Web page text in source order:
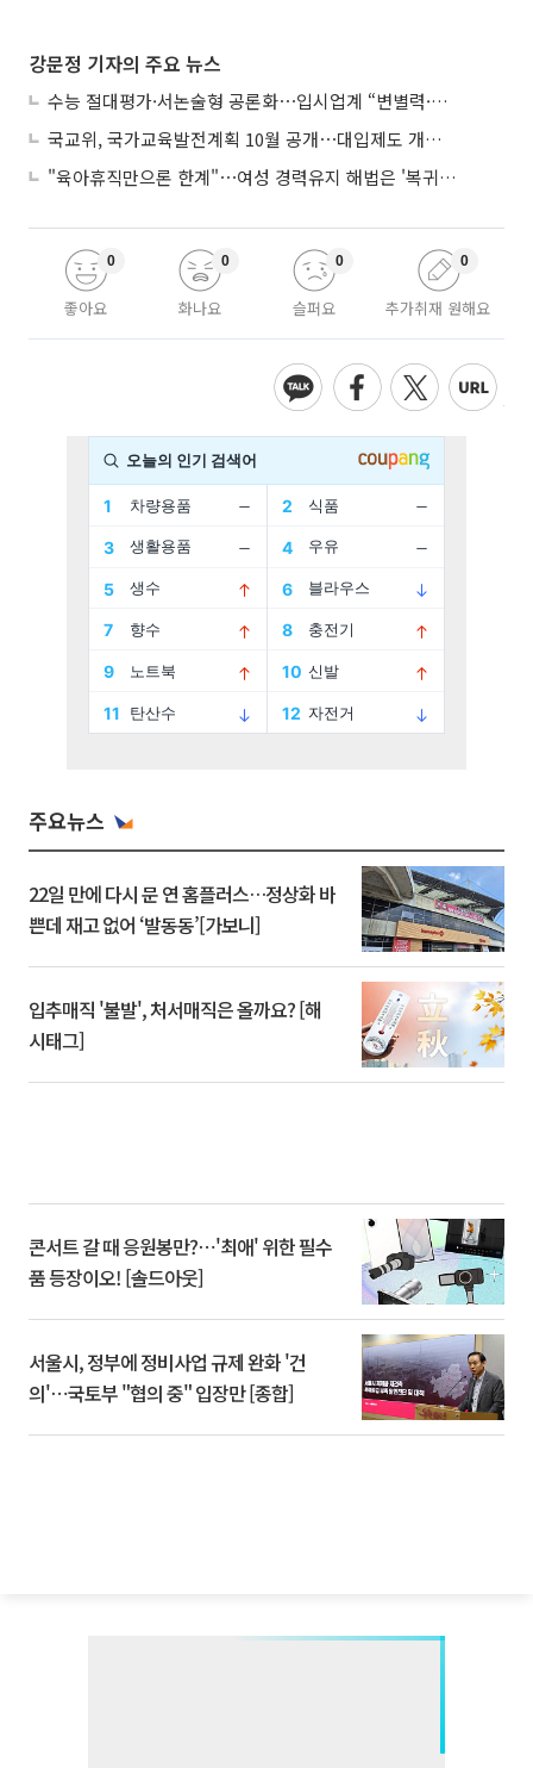
강문정 기자의 주요 뉴스
수능 절대평가·서논술형 공론화⋯입시업계 “변별력·사교육 대책 먼저”
국교위, 국가교육발전계획 10월 공개⋯대입제도 개편 공론화 추진
"육아휴직만으론 한계"⋯여성 경력유지 해법은 '복귀 후 유연근무’
좋아요
0
화나요
0
슬퍼요
0
추가취재 원해요
0
주요뉴스
22일 만에 다시 문 연 홈플러스…정상화 바
쁜데 재고 없어 ‘발동동’[가보니]
입추매직 '불발', 처서매직은 올까요? [해
시태그]
콘서트 갈 때 응원봉만?⋯'최애' 위한 필수
품 등장이오! [솔드아웃]
서울시, 정부에 정비사업 규제 완화 '건
의'⋯국토부 "협의 중" 입장만 [종합]